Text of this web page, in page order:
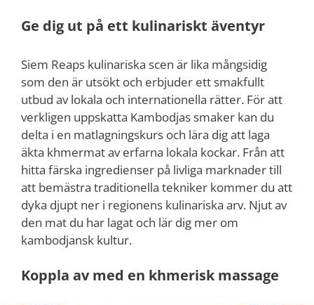
Ge dig ut på ett kulinariskt äventyr
Siem Reaps kulinariska scen är lika mångsidig
som den är utsökt och erbjuder ett smakfullt
utbud av lokala och internationella rätter. För att
verkligen uppskatta Kambodjas smaker kan du
delta i en matlagningskurs och lära dig att laga
äkta khmermat av erfarna lokala kockar. Från att
hitta färska ingredienser på livliga marknader till
att bemästra traditionella tekniker kommer du att
dyka djupt ner i regionens kulinariska arv. Njut av
den mat du har lagat och lär dig mer om
kambodjansk kultur.
Koppla av med en khmerisk massage